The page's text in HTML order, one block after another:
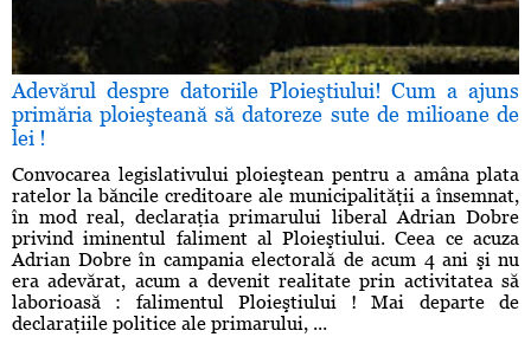
Adevărul despre datoriile Ploieştiului! Cum a ajuns
primăria ploieşteană să datoreze sute de milioane de
lei !
Convocarea legislativului ploieştean pentru a amâna plata
ratelor la băncile creditoare ale municipalităţii a însemnat,
în mod real, declaraţia primarului liberal Adrian Dobre
privind iminentul faliment al Ploieştiului. Ceea ce acuza
Adrian Dobre în campania electorală de acum 4 ani şi nu
era adevărat, acum a devenit realitate prin activitatea să
laborioasă : falimentul Ploieştiului ! Mai departe de
declaraţiile politice ale primarului, ...